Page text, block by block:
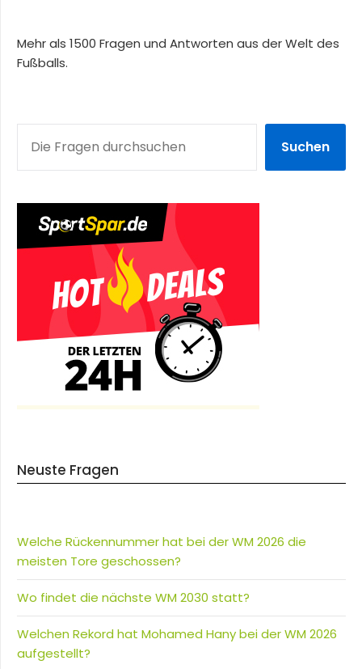
Mehr als 1500 Fragen und Antworten aus der Welt des
Fußballs.
Suchen
Neuste Fragen
Welche Rückennummer hat bei der WM 2026 die
meisten Tore geschossen?
Wo findet die nächste WM 2030 statt?
Welchen Rekord hat Mohamed Hany bei der WM 2026
aufgestellt?